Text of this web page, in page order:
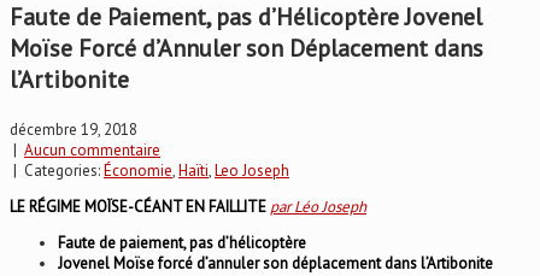
Faute de Paiement, pas d’Hélicoptère Jovenel
Moïse Forcé d’Annuler son Déplacement dans
l’Artibonite
décembre 19, 2018
| Aucun commentaire
| Categories:Économie,Haïti,Leo Joseph
LE RÉGIME MOÏSE-CÉANT EN FAILLITE par Léo Joseph
Faute de paiement, pas d’hélicoptère
Jovenel Moïse forcé d’annuler son déplacement dans l’Artibonite